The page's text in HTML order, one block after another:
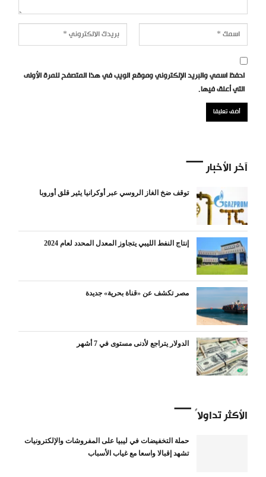
احفظ اسمي والبريد الإلكتروني وموقع الويب في هذا المتصفح للمرة الأولى
التي أعلق فيها.
آخر الأخبار
توقف ضخ الغاز الروسي عبر أوكرانيا يثير قلق أوروبا
إنتاج النفط الليبي يتجاوز المعدل المحدد لعام 2024
مصر تكشف عن «قناة بحرية» جديدة
الدولار يتراجع لأدنى مستوى في 7 أشهر
الأكثر تداولاً
حملة التخفيضات في ليبيا على المفروشات والإلكترونيات
تشهد إقبالا واسعا مع غياب الأسباب